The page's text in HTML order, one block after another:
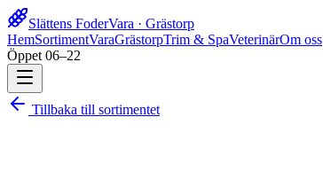
Slättens FoderVara · Grästorp
HemSortimentVaraGrästorpTrim & SpaVeterinärOm oss
Öppet 06–22
Tillbaka till sortimentet